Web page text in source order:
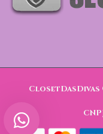
ClosetDasDivas